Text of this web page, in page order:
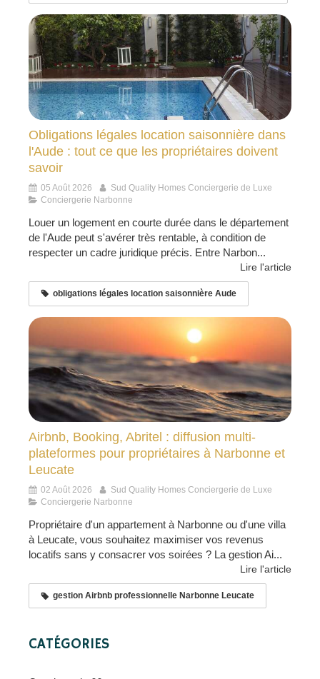
Obligations légales location saisonnière dans
l'Aude : tout ce que les propriétaires doivent
savoir
05 Août 2026
Sud Quality Homes Conciergerie de Luxe
Conciergerie Narbonne
Louer un logement en courte durée dans le département
de l'Aude peut s'avérer très rentable, à condition de
respecter un cadre juridique précis. Entre Narbon...
Lire l'article
obligations légales location saisonnière Aude
Airbnb, Booking, Abritel : diffusion multi-
plateformes pour propriétaires à Narbonne et
Leucate
02 Août 2026
Sud Quality Homes Conciergerie de Luxe
Conciergerie Narbonne
Propriétaire d'un appartement à Narbonne ou d'une villa
à Leucate, vous souhaitez maximiser vos revenus
locatifs sans y consacrer vos soirées ? La gestion Ai...
Lire l'article
gestion Airbnb professionnelle Narbonne Leucate
CATÉGORIES